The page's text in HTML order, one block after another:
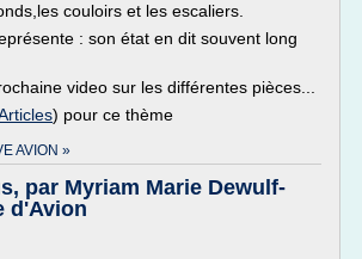
couloirs et les escaliers.
: son état en dit souvent long
video sur les différentes pièces...
) pour ce thème
AVION »
par Myriam Marie Dewulf-
d'Avion